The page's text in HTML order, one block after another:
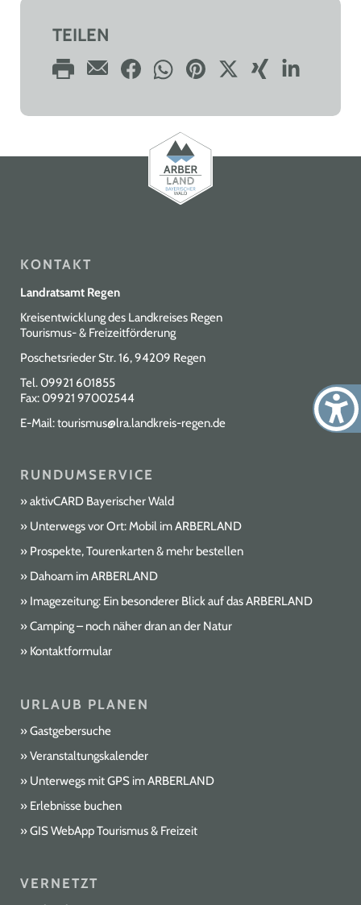
TEILEN
KONTAKT
Landratsamt Regen
Kreisentwicklung des Landkreises Regen
Tourismus- & Freizeitförderung
Poschetsrieder Str. 16, 94209 Regen
Tel.09921 601855
Fax: 09921 97002544
E-Mail:tourismus@lra.landkreis-regen.de
RUNDUMSERVICE
aktivCARD Bayerischer Wald
Unterwegs vor Ort: Mobil im ARBERLAND
Prospekte, Tourenkarten & mehr bestellen
Dahoam im ARBERLAND
Imagezeitung: Ein besonderer Blick auf das ARBERLAND
Camping – noch näher dran an der Natur
Kontaktformular
URLAUB PLANEN
Gastgebersuche
Veranstaltungskalender
Unterwegs mit GPS im ARBERLAND
Erlebnisse buchen
GIS WebApp Tourismus & Freizeit
VERNETZT